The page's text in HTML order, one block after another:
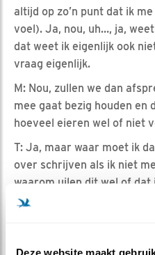
Deze website maakt
altijd op zo’n punt dat ik
voel). Ja, nou, uh…, ja,
dat weet ik eigenlijk ook
vraag eigenlijk.
M: Nou, zullen we dan
mee gaat bezig houden en
hoeveel eieren wel of niet
T: Ja, maar waar moet ik
over schrijven als ik niet
waarom uilen dit wel of dat
niet gewoon toch een
vind jullie leven zo